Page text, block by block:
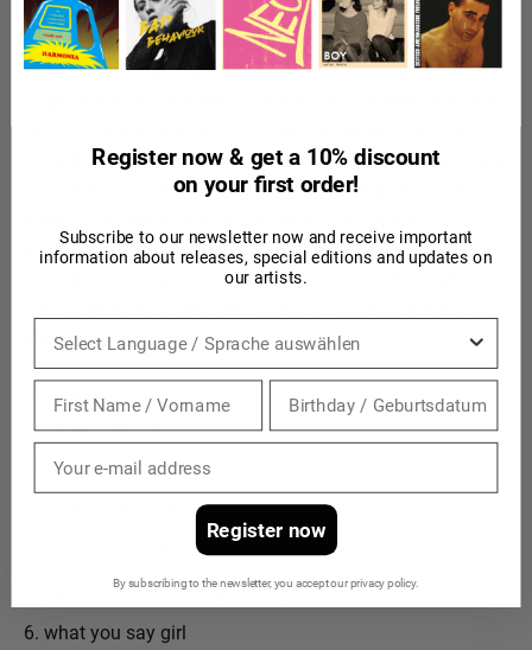
Nachtschwärmer*innen. Sieben Akte zwischen
stampfenden Bässen, harmonischen Hitmelodien und
zerhackten Vocals, die sich wie ein Rezept zum
Breakbeat, Pop und Electronica, zwischen Fatalismus und
schwereloser Club-Nacht. Mal erhaben, mal verworren,
kraftvollen Drums und Gesangswolken, die wie
Instrumente eingesetzt werden. Experimenteller, derber,
ihre Handschrift.
Tracklist:
1984 (feat. Cile)
runaway
do it for the plot (feat. Mulay)
almost enough (feat. Mulay)
back in it (feat. wrong render)
what you say girl
Register now & get a 10% discount
on your first order!
Subscribe to our newsletter now and receive important
information about releases, special editions and updates on
our artists.
Register now
By subscribing to the newsletter, you accept our privacy policy.